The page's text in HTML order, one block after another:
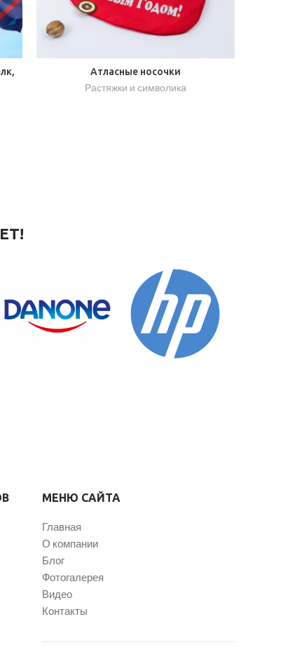
Атласные носочки
Растяжки и символика
МЕНЮ САЙТА
Главная
О компании
Блог
Фотогалерея
Видео
Контакты